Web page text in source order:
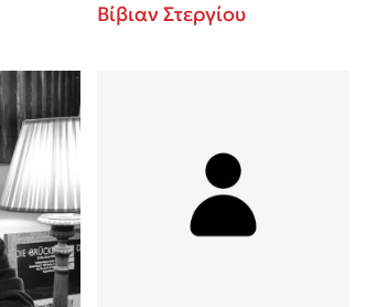
Βίβιαν Στεργίου